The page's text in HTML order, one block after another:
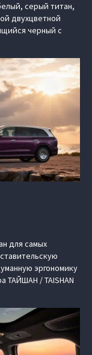
серый титан,
двухцветной
черный с
для самых
эргономику
ТАЙШАН / TAISHAN